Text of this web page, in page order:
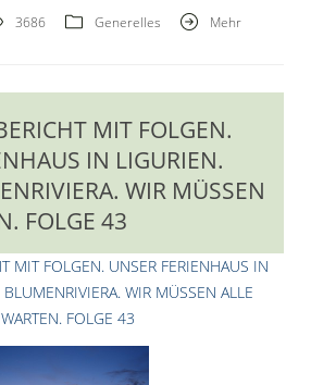
3686 Generelles Mehr
MIT FOLGEN.
IN LIGURIEN.
WIR MÜSSEN
FOLGE 43
MIT FOLGEN. UNSER FERIENHAUS IN
WIR MÜSSEN ALLE
WARTEN. FOLGE 43